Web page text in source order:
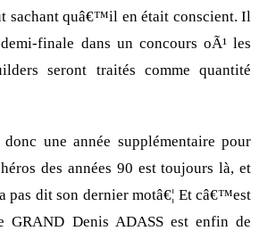
sachant quâ€™il en était conscient. Il
finale dans un concours oÃ¹ les
seront traités comme quantité
une année supplémentaire pour
des années 90 est toujours là, et
dit son dernier motâ€¦ Et câ€™est
GRAND Denis ADASS est enfin de